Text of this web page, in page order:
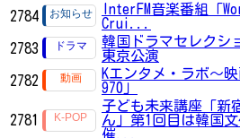
2784
InterFM音楽番組「
Crui...
2783
韓国ドラマセレクシ
東京公演
2782
Kエンタメ・ラボ～
970」
2781
子ども未来講座「新
ん」第1回目は韓国
催...